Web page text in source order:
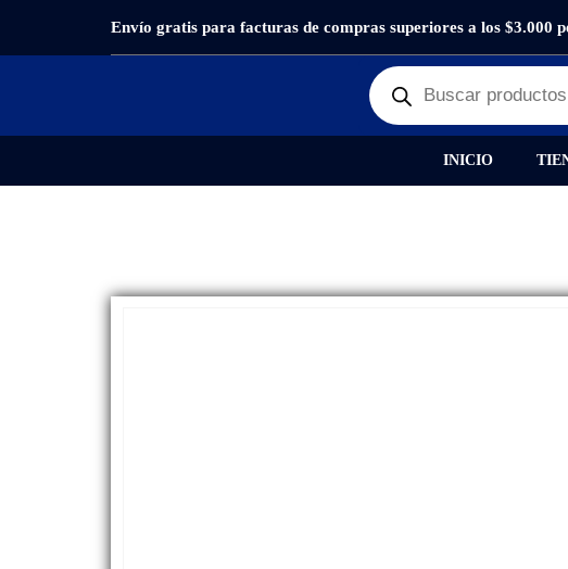
Envío gratis para facturas de compras superiores a los $3.000
INICIO
PRODUCTOSREPUESTOS, PANTALLAS DISPLAY HUAWEI